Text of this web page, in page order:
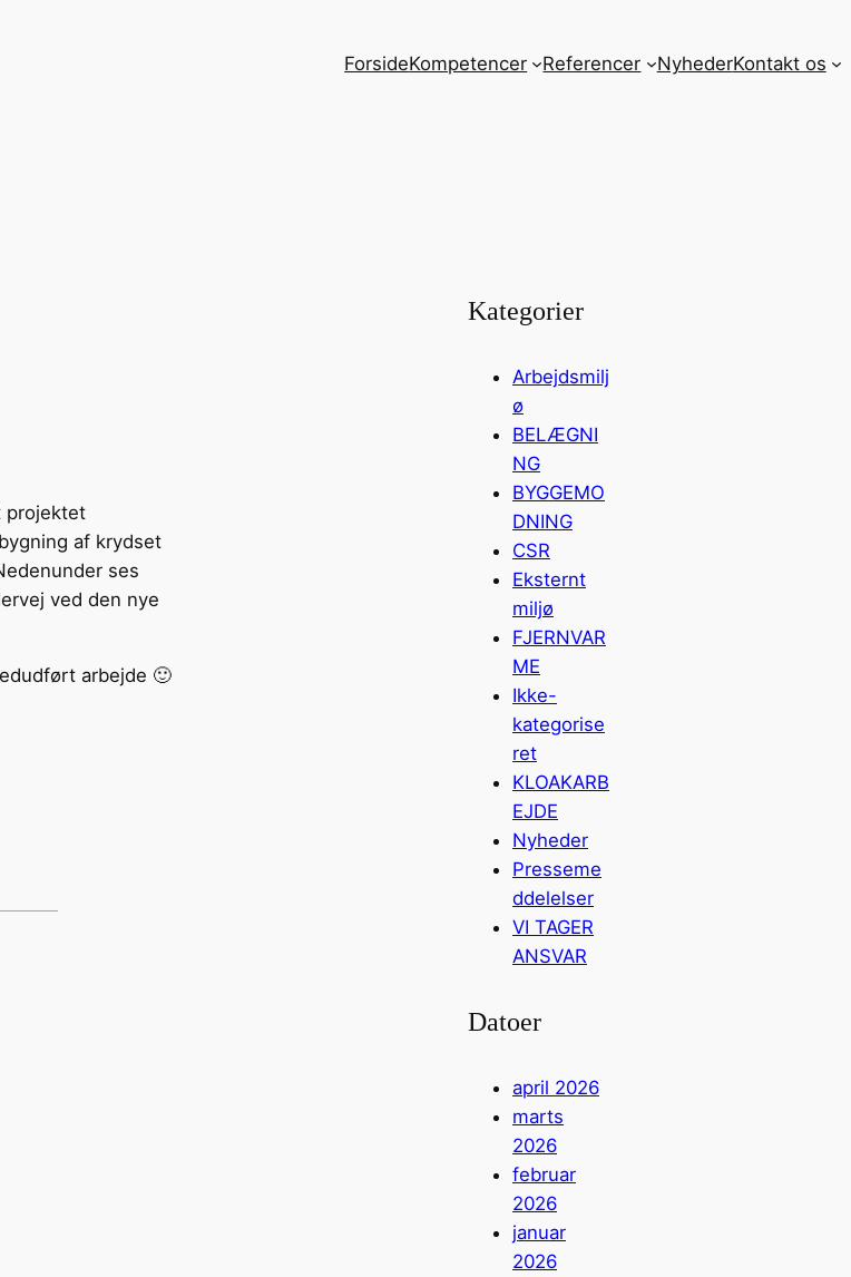
ForsideKompetencer Referencer NyhederKontakt os
projektet
af krydset
ses
ved den nye
arbejde 🙂
Kategorier
Arbejdsmilj
ø
BELÆGNI
NG
BYGGEMO
DNING
CSR
Eksternt
miljø
FJERNVAR
ME
Ikke-
kategorise
ret
KLOAKARB
EJDE
Nyheder
Presseme
ddelelser
VI TAGER
ANSVAR
Datoer
april 2026
marts
2026
februar
2026
januar
2026